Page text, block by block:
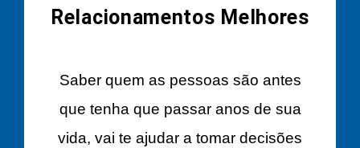
Relacionamentos Melhores
Saber quem as pessoas são antes
que tenha que passar anos de sua
vida, vai te ajudar a tomar decisões